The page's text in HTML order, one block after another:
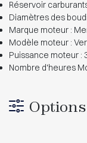
Réservoir
Diamètres des
Marque moteur :
Modèle moteur :
Puissance moteur :
Nombre d'heures
Options